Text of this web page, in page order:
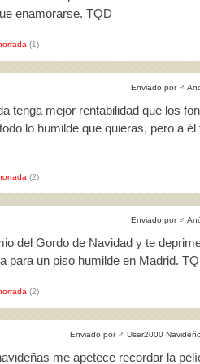
enamorarse. TQD
(1)
Enviado por ♂
tenga mejor rentabilidad que los
lo humilde que quieras, pero a
(2)
Enviado por ♂
del Gordo de Navidad y te
para un piso humilde en Madrid.
(2)
Enviado por ♂ User2000
me apetece recordar la